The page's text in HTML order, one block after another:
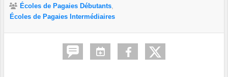
Écoles de Pagaies Débutants
Écoles de Pagaies Intermédiaires